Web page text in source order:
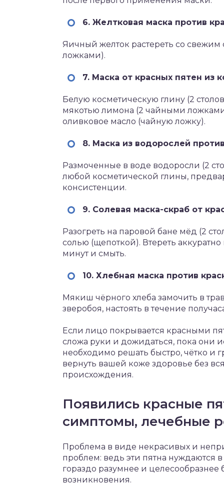
6. Желтковая маска против
Яичный желток растереть со
ложками).
7. Маска от красных пятен из
Белую косметическую глину (2
мякотью лимона (2 чайными
оливковое масло (чайную ложку).
8. Маска из водорослей
Размоченные в воде водоросли (2
любой косметической глины,
консистенции.
9. Солевая маска-скраб от
Разогреть на паровой бане мёд (2
солью (щепоткой). Втереть
минут и смыть.
10. Хлебная маска против
Мякиш чёрного хлеба замочить в
зверобоя, настоять в течение
Если лицо покрывается красными
сложа руки и дожидаться, пока они
необходимо решать быстро, чётко и
вернуть вашей коже здоровье без
происхождения.
Появились красные
симптомы, лечебные
Проблема в виде некрасивых и
проблем: ведь эти пятна нуждаются
гораздо разумнее и
возникновения.